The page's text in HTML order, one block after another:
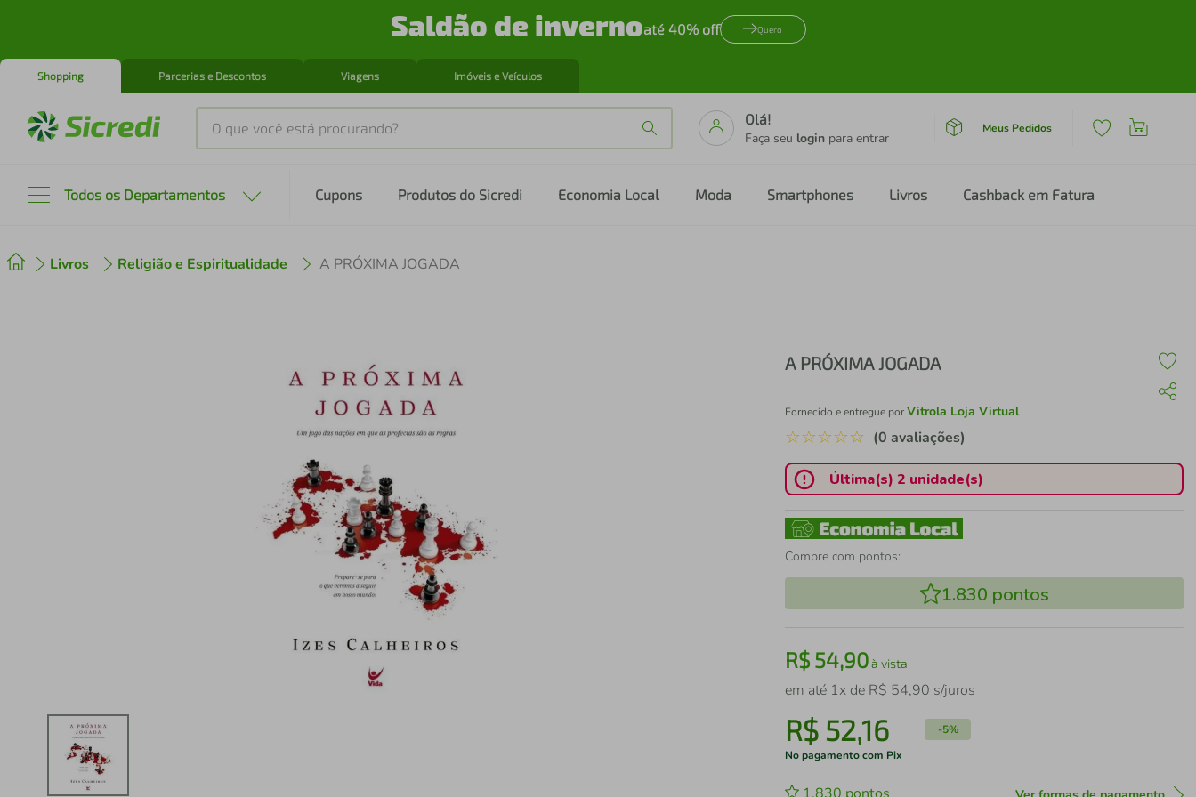
Saldão de invernoaté 40% off Quero
Shopping Parcerias e Descontos Viagens Imóveis e Veículos
O que você está procurando?
Olá!
Faça seu login para entrar
Meus Pedidos
Todos os Departamentos Cupons Produtos do Sicredi Economia Local Moda Smartphones Livros Cashback em Fatura
Livros Religião e Espiritualidade A PRÓXIMA JOGADA
A PRÓXIMA JOGADA
Fornecido e entregue porVitrola Loja Virtual
☆☆☆☆☆ (0 avaliações)
Última(s) 2 unidade(s)
Compre com pontos:
1.830 pontos
R$54,90à vista
em até 1x de R$ 54,90 s/juros
R$ 52,16 -5%
No pagamento com Pix
2º cafeteira